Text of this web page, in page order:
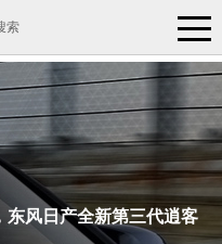
索
东风日产全新第三代逍客